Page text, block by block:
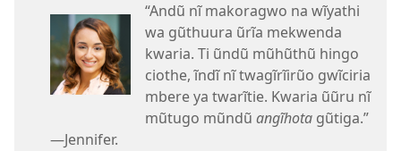
“Andũ nĩ makoragwo na wĩyathi
wa gũthuura ũrĩa mekwenda
kwaria. Ti ũndũ mũhũthũ hingo
ciothe, ĩndĩ nĩ twagĩrĩirũo gwĩciria
mbere ya twarĩtie. Kwaria ũũru nĩ
mũtugo mũndũ angĩhota gũtiga.”​
—Jennifer.